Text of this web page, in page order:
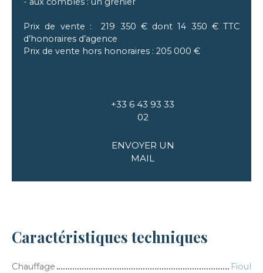
Prix de vente : 219 350 € dont 14 350 € TTC
d’honoraires d’agence
Prix de vente hors honoraires : 205 000 €
+33 6 43 93 33
02
ENVOYER UN
MAIL
Caractéristiques techniques
Chauffage
Fioul